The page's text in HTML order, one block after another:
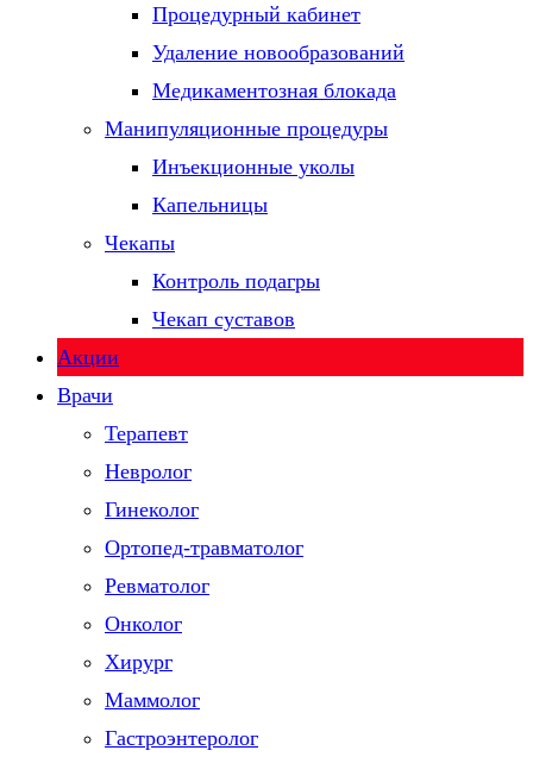
Процедурный кабинет
Удаление новообразований
Медикаментозная блокада
Манипуляционные процедуры
Инъекционные уколы
Капельницы
Чекапы
Контроль подагры
Чекап суставов
Акции
Врачи
Терапевт
Невролог
Гинеколог
Ортопед-травматолог
Ревматолог
Онколог
Хирург
Маммолог
Гастроэнтеролог